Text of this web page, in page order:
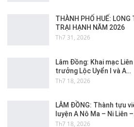
THÀNH PHỐ HUẾ: LONG
TRẠI HẠNH NĂM 2026
Th7 31, 2026
Lâm Đồng: Khai mạc
trưởng Lộc Uyển I và A…
Th7 18, 2026
LÂM ĐỒNG: Thành tựu
luyện A Nô Ma – Ni Liên
Th7 18, 2026